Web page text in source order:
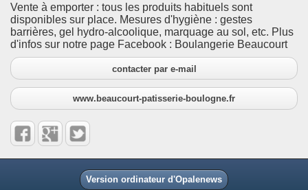
Vente à emporter : tous les produits habituels sont
disponibles sur place. Mesures d'hygiène : gestes
barrières, gel hydro-alcoolique, marquage au sol, etc. Plus
d'infos sur notre page Facebook : Boulangerie Beaucourt
contacter par e-mail
www.beaucourt-patisserie-boulogne.fr
Version ordinateur d'Opalenews